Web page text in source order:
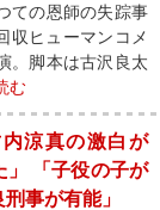
ての恩師の失踪事
収ヒューマンコメ
。脚本は古沢良太
む
内涼真の激白が
」 「子役の子が
事が有能」